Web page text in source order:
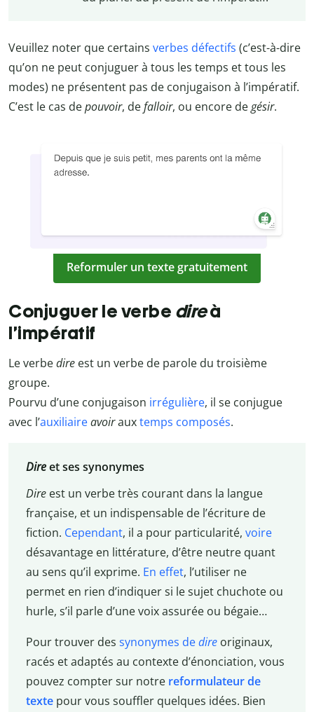
Veuillez noter que certains verbes défectifs (c’est-à-dire
qu’on ne peut conjuguer à tous les temps et tous les
modes) ne présentent pas de conjugaison à l’impératif.
C’est le cas depouvoir, defalloir, ou encore degésir.
Reformuler un texte gratuitement
Conjuguer le verbe direà
l’impératif
Le verbedire est un verbe de parole du troisième
groupe.
Pourvu d’une conjugaison irrégulière, il se conjugue
avec l’auxiliaireavoirauxtemps composés.
Direet ses synonymes
Direest un verbe très courant dans la langue
française, et un indispensable de l’écriture de
fiction. Cependant, il a pour particularité, voire
désavantage en littérature, d’être neutre quant
au sens qu’il exprime. En effet, l’utiliser ne
permet en rien d’indiquer si le sujet chuchote ou
hurle, s’il parle d’une voix assurée ou bégaie…
Pour trouver des synonymes dedireoriginaux,
racés et adaptés au contexte d’énonciation, vous
pouvez compter sur notre reformulateur de
textepour vous souffler quelques idées. Bien